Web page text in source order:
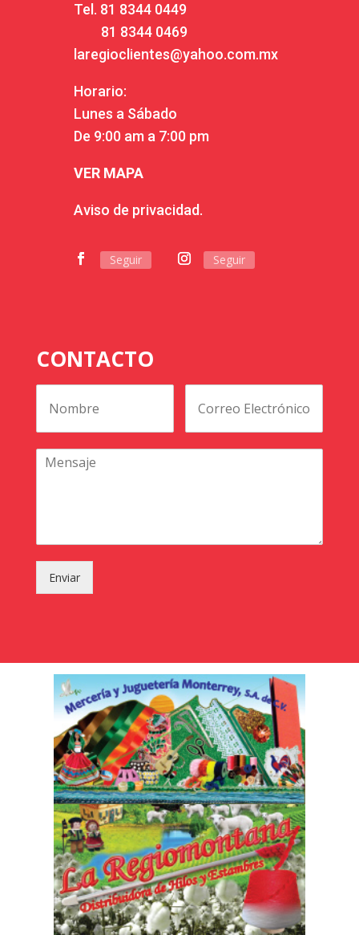
Tel. 81 8344 0449
81 8344 0469
laregioclientes@yahoo.com.mx
Horario:
Lunes a Sábado
De 9:00 am a 7:00 pm
VER MAPA
Aviso de privacidad.
Seguir Seguir
CONTACTO
Enviar